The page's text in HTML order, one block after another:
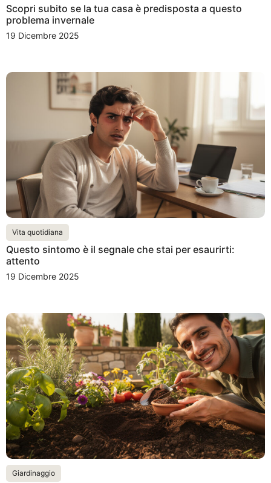
Scopri subito se la tua casa è predisposta a questo
problema invernale
19 Dicembre 2025
Vita quotidiana
Questo sintomo è il segnale che stai per esaurirti:
attento
19 Dicembre 2025
Giardinaggio